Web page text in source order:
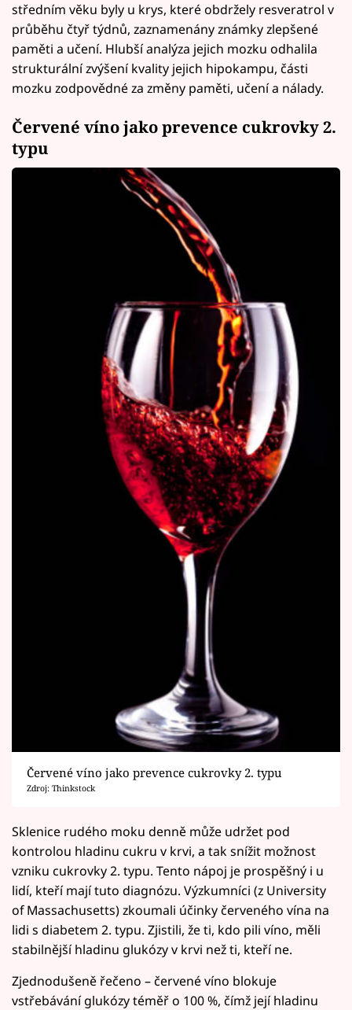
středním věku byly u krys, které obdržely resveratrol v
průběhu čtyř týdnů, zaznamenány známky zlepšené
paměti a učení. Hlubší analýza jejich mozku odhalila
strukturální zvýšení kvality jejich hipokampu, části
mozku zodpovědné za změny paměti, učení a nálady.
Červené víno jako prevence cukrovky 2.
typu
Červené víno jako prevence cukrovky 2. typu
Zdroj: Thinkstock
Sklenice rudého moku denně může udržet pod
kontrolou hladinu cukru v krvi, a tak snížit možnost
vzniku cukrovky 2. typu. Tento nápoj je prospěšný i u
lidí, kteří mají tuto diagnózu. Výzkumníci (z University
of Massachusetts) zkoumali účinky červeného vína na
lidi s diabetem 2. typu. Zjistili, že ti, kdo pili víno, měli
stabilnější hladinu glukózy v krvi než ti, kteří ne.
Zjednodušeně řečeno – červené víno blokuje
vstřebávání glukózy téměř o 100 %, čímž její hladinu